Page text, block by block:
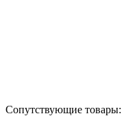
Сопутствующие товары: